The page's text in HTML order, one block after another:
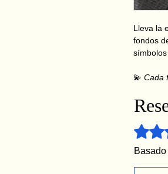
Lleva la
fondos
💫 Cada
Obtuvo